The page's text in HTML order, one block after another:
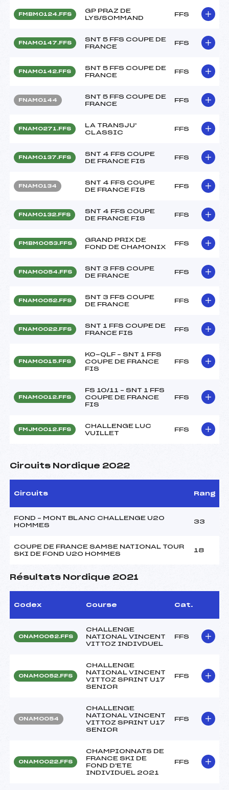
FMBM0124.FFS
GP PRAZ DE
LYS/SOMMAND
FFS
FNAM0147.FFS
SNT 5 FFS COUPE DE
FRANCE
FFS
FNAM0142.FFS
SNT 5 FFS COUPE DE
FRANCE
FFS
FNAM0144
SNT 5 FFS COUPE DE
FRANCE
FFS
FNAM0271.FFS
LA TRANSJU'
CLASSIC
FFS
FNAM0137.FFS
SNT 4 FFS COUPE
DE FRANCE FIS
FFS
FNAM0134
SNT 4 FFS COUPE
DE FRANCE FIS
FFS
FNAM0132.FFS
SNT 4 FFS COUPE
DE FRANCE FIS
FFS
FMBM0053.FFS
GRAND PRIX DE
FOND DE CHAMONIX
FFS
FNAM0054.FFS
SNT 3 FFS COUPE
DE FRANCE
FFS
FNAM0052.FFS
SNT 3 FFS COUPE
DE FRANCE
FFS
FNAM0022.FFS
SNT 1 FFS COUPE DE
FRANCE FIS
FFS
FNAM0015.FFS
KO-QLF – SNT 1 FFS
COUPE DE FRANCE
FIS
FFS
FNAM0012.FFS
FS 10/11 – SNT 1 FFS
COUPE DE FRANCE
FIS
FFS
FMJM0012.FFS
CHALLENGE LUC
VUILLET
FFS
Circuits Nordique 2022
Circuits Rang
FOND – MONT BLANC CHALLENGE U20
HOMMES
33
COUPE DE FRANCE SAMSE NATIONAL TOUR
SKI DE FOND U20 HOMMES
18
Résultats Nordique 2021
Codex Course Cat.
ONAM0062.FFS
CHALLENGE
NATIONAL VINCENT
VITTOZ INDIVDUEL
FFS
ONAM0052.FFS
CHALLENGE
NATIONAL VINCENT
VITTOZ SPRINT U17
SENIOR
FFS
ONAM0054
CHALLENGE
NATIONAL VINCENT
VITTOZ SPRINT U17
SENIOR
FFS
ONAM0022.FFS
CHAMPIONNATS DE
FRANCE SKI DE
FOND D'ETE
INDIVIDUEL 2021
FFS